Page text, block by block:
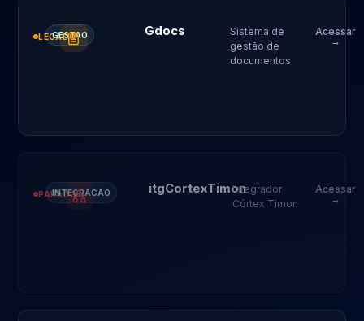
LEGADO
GESTAO Gdocs
Sistema de
gestão de
documentos
Acessar
→
PARADO
INTEGRACAO itgCortexTimonIntegrador
Córtex Timon
Acessar
→